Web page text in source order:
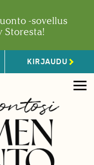
-sovellus
Storesta!
KIRJAUDU